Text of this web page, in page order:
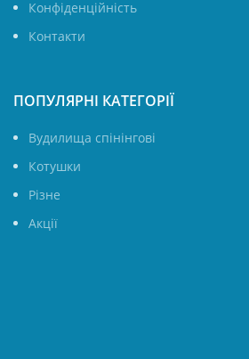
Конфіденційність
Контакти
ПОПУЛЯРНІ КАТЕГОРІЇ
Вудилища спінінгові
Котушки
Різне
Акції